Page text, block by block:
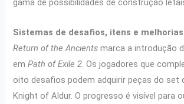
gama de possibilidades de construção
Sistemas de desafios, itens e
Return of the Ancients marca a introdução
emPath of Exile 2. Os jogadores que
oito desafios podem adquirir peças do set
Knight of Aldur. O progresso é visível para